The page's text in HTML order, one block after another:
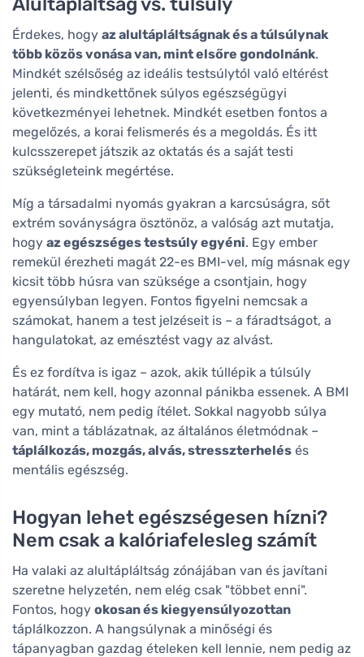
Érdekes, hogy az alultápláltságnak és a túlsúlynak
több közös vonása van, mint elsőre gondolnánk.
Mindkét szélsőség az ideális testsúlytól való eltérést
jelenti, és mindkettőnek súlyos egészségügyi
következményei lehetnek. Mindkét esetben fontos a
megelőzés, a korai felismerés és a megoldás. És itt
kulcsszerepet játszik az oktatás és a saját testi
szükségleteink megértése.
Míg a társadalmi nyomás gyakran a karcsúságra, sőt
extrém soványságra ösztönöz, a valóság azt mutatja,
hogy az egészséges testsúly egyéni. Egy ember
remekül érezheti magát 22-es BMI-vel, míg másnak egy
kicsit több húsra van szüksége a csontjain, hogy
egyensúlyban legyen. Fontos figyelni nemcsak a
számokat, hanem a test jelzéseit is – a fáradtságot, a
hangulatokat, az emésztést vagy az alvást.
És ez fordítva is igaz – azok, akik túllépik a túlsúly
határát, nem kell, hogy azonnal pánikba essenek. A BMI
egy mutató, nem pedig ítélet. Sokkal nagyobb súlya
van, mint a táblázatnak, az általános életmódnak –
táplálkozás, mozgás, alvás, stresszterhelés és
mentális egészség.
Hogyan lehet egészségesen hízni?
Nem csak a kalóriafelesleg számít
Ha valaki az alultápláltság zónájában van és javítani
szeretne helyzetén, nem elég csak "többet enni".
Fontos, hogy okosan és kiegyensúlyozottan
táplálkozzon. A hangsúlynak a minőségi és
tápanyagban gazdag ételeken kell lennie, nem pedig az